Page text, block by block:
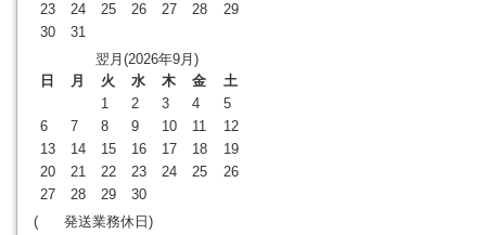
23
24 25 26 27 28
29
30
31
翌月(2026年9月)
日
月 火 水 木 金
土
1
2 3 4
5
6
7 8 9 10 11
12
13
14 15 16 17 18
19
20
21 22 23 24 25
26
27
28 29
30
(
発送業務休日)